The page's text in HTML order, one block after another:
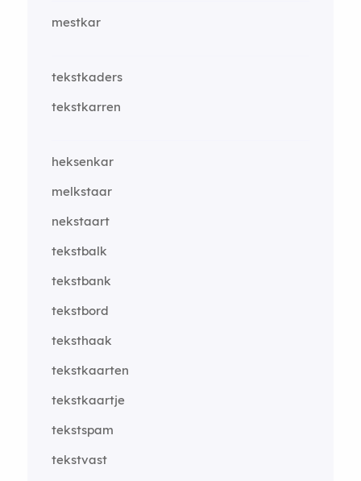
mestkar
tekstkaders
tekstkarren
heksenkar
melkstaar
nekstaart
tekstbalk
tekstbank
tekstbord
teksthaak
tekstkaarten
tekstkaartje
tekstspam
tekstvast